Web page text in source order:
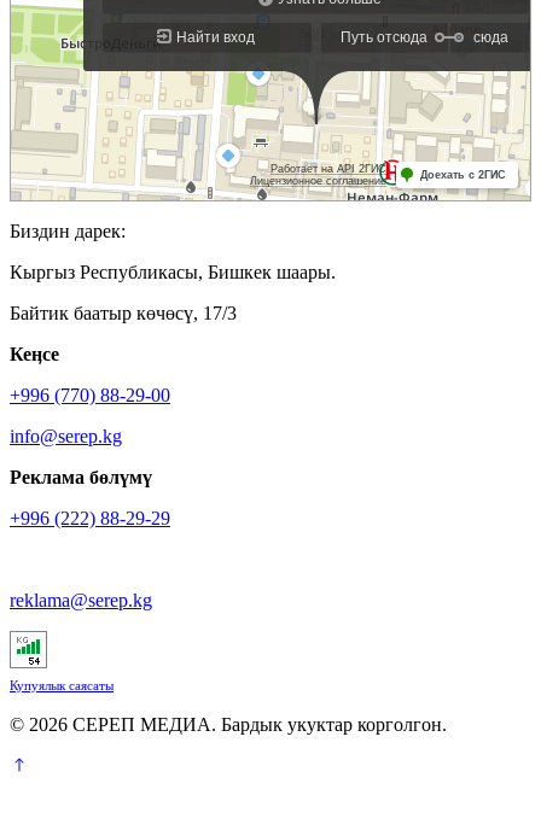
Биздин дарек:
Кыргыз Республикасы, Бишкек шаары.
Байтик баатыр көчөсү, 17/3
Кеӊсе
+996 (770) 88-29-00
info@serep.kg
Реклама бөлүмү
+996 (222) 88-29-29
reklama@serep.kg
Купуялык саясаты
© 2026 СЕРЕП МЕДИА. Бардык укуктар корголгон.